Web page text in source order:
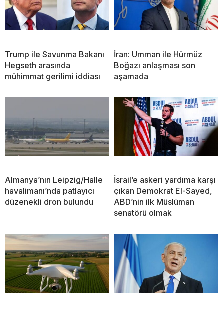
Trump ile Savunma Bakanı
Hegseth arasında
mühimmat gerilimi iddiası
İran: Umman ile Hürmüz
Boğazı anlaşması son
aşamada
Almanya’nın Leipzig/Halle
havalimanı’nda patlayıcı
düzenekli dron bulundu
İsrail’e askeri yardıma karşı
çıkan Demokrat El-Sayed,
ABD’nin ilk Müslüman
senatörü olmak